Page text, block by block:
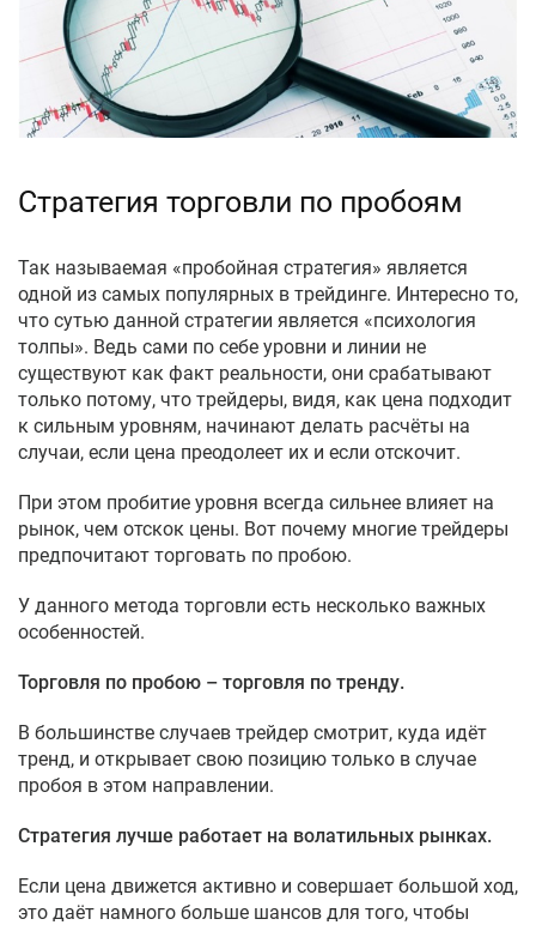
Стратегия торговли по пробоям
Так называемая «пробойная стратегия» является
одной из самых популярных в трейдинге. Интересно то,
что сутью данной стратегии является «психология
толпы». Ведь сами по себе уровни и линии не
существуют как факт реальности, они срабатывают
только потому, что трейдеры, видя, как цена подходит
к сильным уровням, начинают делать расчёты на
случаи, если цена преодолеет их и если отскочит.
При этом пробитие уровня всегда сильнее влияет на
рынок, чем отскок цены. Вот почему многие трейдеры
предпочитают торговать по пробою.
У данного метода торговли есть несколько важных
особенностей.
Торговля по пробою – торговля по тренду.
В большинстве случаев трейдер смотрит, куда идёт
тренд, и открывает свою позицию только в случае
пробоя в этом направлении.
Стратегия лучше работает на волатильных рынках.
Если цена движется активно и совершает большой ход,
это даёт намного больше шансов для того, чтобы